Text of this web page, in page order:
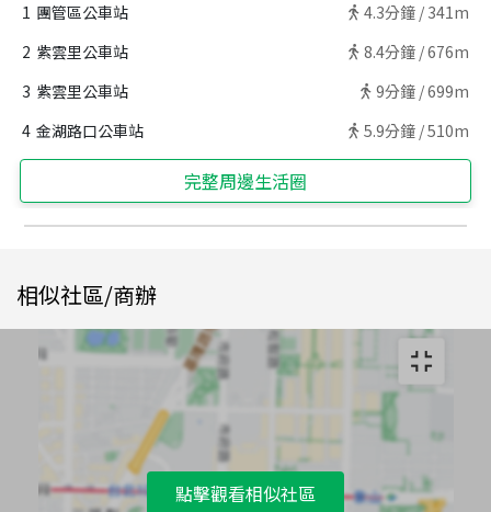
1 團管區公車站 4.3分鐘 / 341m
2 紫雲里公車站 8.4分鐘 /676m
3 紫雲里公車站 9分鐘 /699m
4 金湖路口公車站 5.9分鐘 /510m
完整周邊生活圈
相似社區/商辦
點擊觀看相似社區